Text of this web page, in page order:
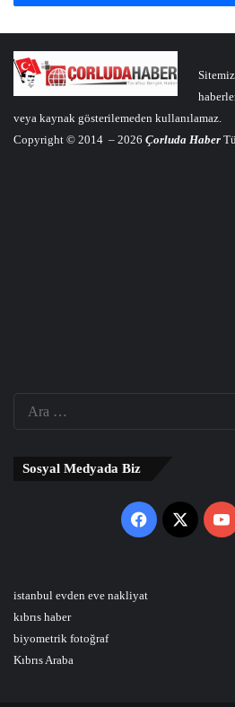
veya kaynak gösterilemeden kullanılamaz.
Copyright © 2014 – 2026 Çorluda Haber
Sosyal Medyada Biz
Facebook
X
istanbul evden eve nakliyat
kıbrıs haber
biyometrik fotoğraf
Kıbrıs Araba